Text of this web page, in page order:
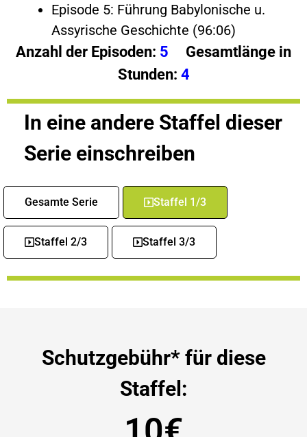
Episode 5: Führung Babylonische u.
Assyrische Geschichte (96:06)
Anzahl der Episoden: 5 Gesamtlänge in
Stunden: 4
In eine andere Staffel dieser
Serie einschreiben
Gesamte Serie Staffel 1/3
Staffel 2/3 Staffel 3/3
Schutzgebühr* für diese
Staffel: